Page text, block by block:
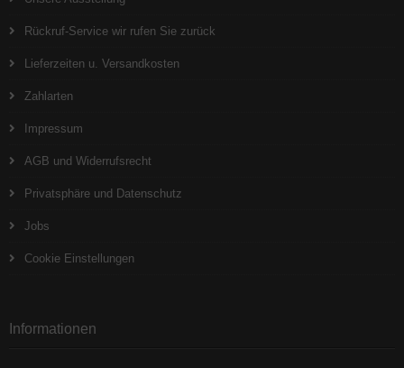
Rückruf-Service wir rufen Sie zurück
Lieferzeiten u. Versandkosten
Zahlarten
Impressum
AGB und Widerrufsrecht
Privatsphäre und Datenschutz
Jobs
Cookie Einstellungen
Informationen